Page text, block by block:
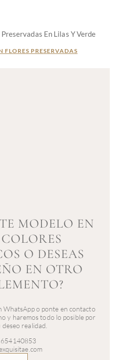
En Lilas Y Verde
FLORES PRESERVADAS
MODELO EN
O DESEAS
EN OTRO
WhatsApp o ponte en contacto
y haremos todo lo posible por
realidad.